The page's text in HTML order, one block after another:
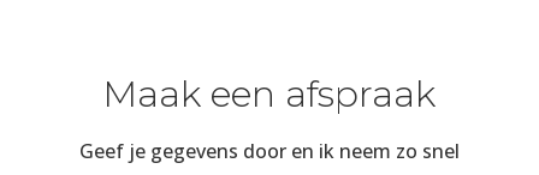
Maak een afspraak
Geef je gegevens door en ik neem zo snel